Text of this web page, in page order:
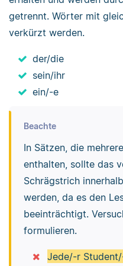
getrennt. Wörter mit
verkürzt werden.
der/die
sein/ihr
ein/-e
Beachte
In Sätzen, die
enthalten, sollte das
Schrägstrich
werden, da es den
beeinträchtigt.
formulieren.
Jede/-r